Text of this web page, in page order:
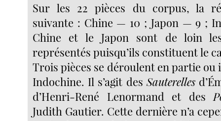
Sur les 22 pièces du corpus, la
suivante : Chine — 10 ; Japon — 9 ;
Chine et le Japon sont de loin
représentés puisqu’ils constituent le
Trois pièces se déroulent en partie ou
Indochine. Il s’agit desSauterelles
d’Henri-René Lenormand et des
Judith Gautier. Cette dernière n’a